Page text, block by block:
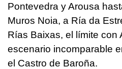
Pontevedra y Arousa
Muros Noia, a Ría da
Rías Baixas, el límite con
escenario incomparable
el Castro de Baroña.